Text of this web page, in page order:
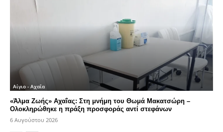
Αίγιο - Αχαΐα
«Άλμα Ζωής» Αχαΐας: Στη μνήμη του Θωμά Μακατσώρη –
Ολοκληρώθηκε η πράξη προσφοράς αντί στεφάνων
6 Αυγούστου 2026